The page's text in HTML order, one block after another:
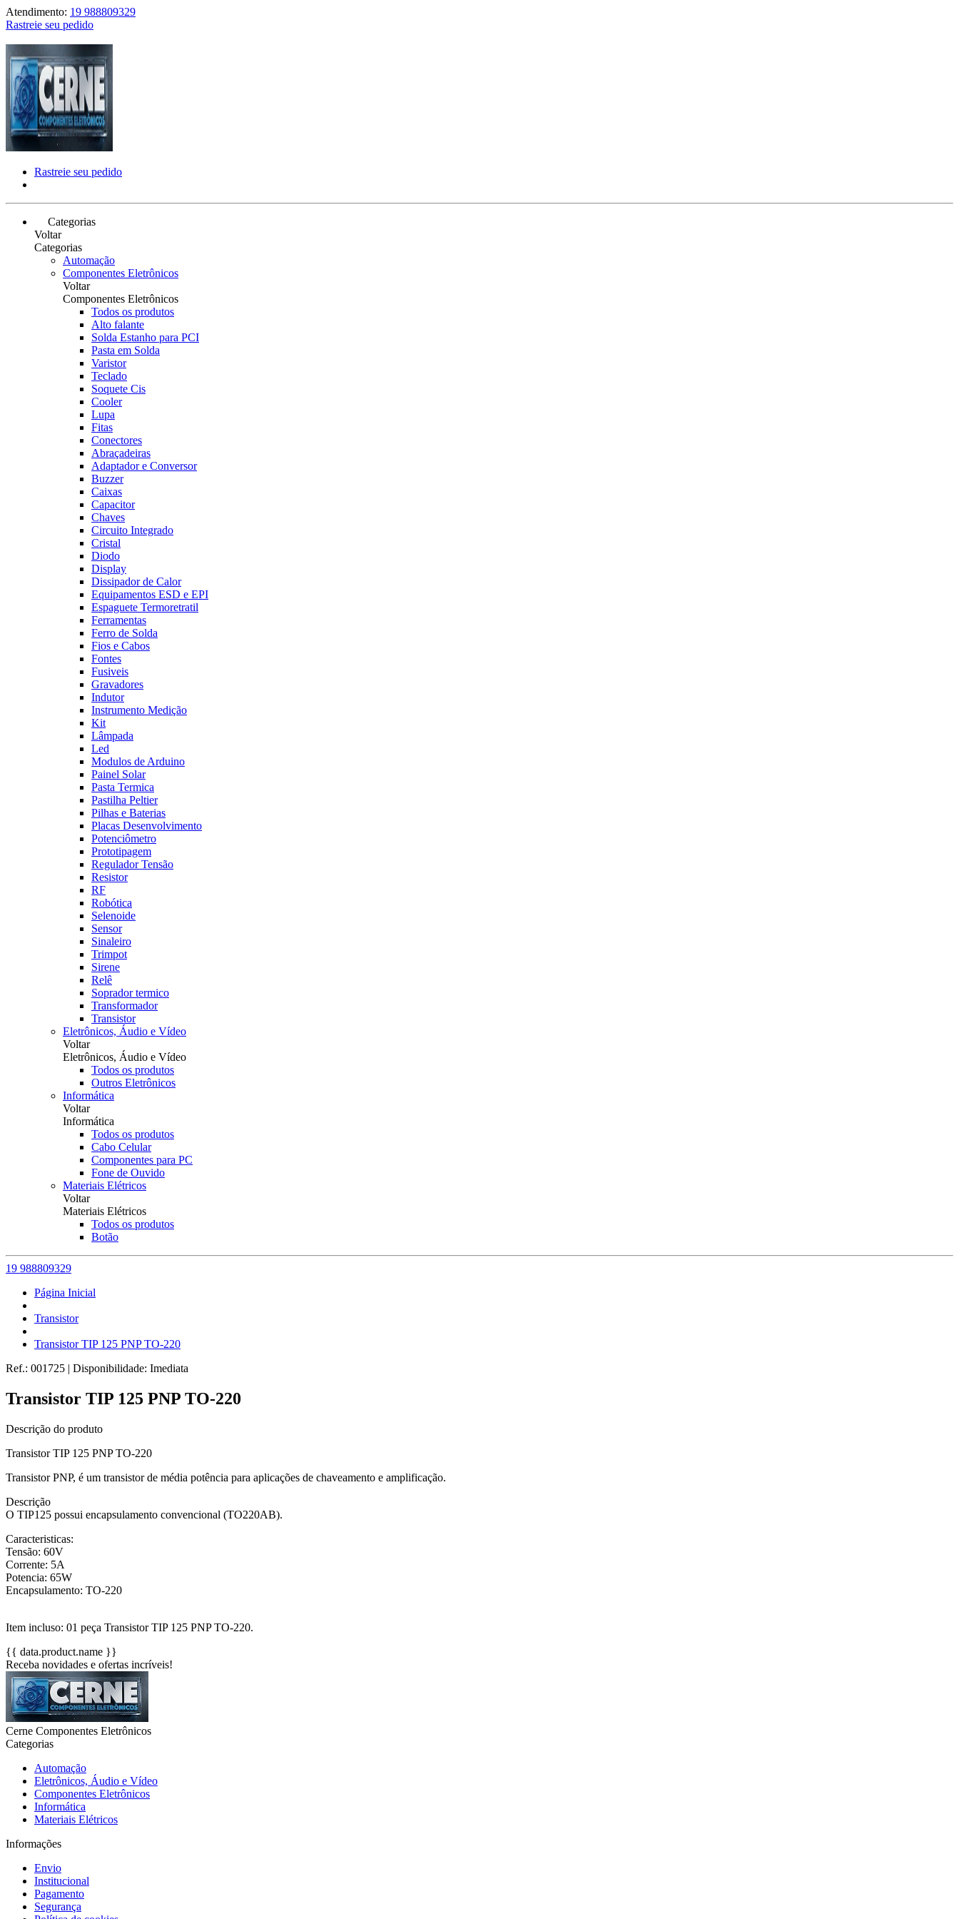
Atendimento: 19 988809329
Rastreie seu pedido
Rastreie seu pedido
Categorias
Voltar
Categorias
Automação
Componentes Eletrônicos
Voltar
Componentes Eletrônicos
Todos os produtos
Alto falante
Solda Estanho para PCI
Pasta em Solda
Varistor
Teclado
Soquete Cis
Cooler
Lupa
Fitas
Conectores
Abraçadeiras
Adaptador e Conversor
Buzzer
Caixas
Capacitor
Chaves
Circuito Integrado
Cristal
Diodo
Display
Dissipador de Calor
Equipamentos ESD e EPI
Espaguete Termoretratil
Ferramentas
Ferro de Solda
Fios e Cabos
Fontes
Fusiveis
Gravadores
Indutor
Instrumento Medição
Kit
Lâmpada
Led
Modulos de Arduino
Painel Solar
Pasta Termica
Pastilha Peltier
Pilhas e Baterias
Placas Desenvolvimento
Potenciômetro
Prototipagem
Regulador Tensão
Resistor
RF
Robótica
Selenoide
Sensor
Sinaleiro
Trimpot
Sirene
Relê
Soprador termico
Transformador
Transistor
Eletrônicos, Áudio e Vídeo
Voltar
Eletrônicos, Áudio e Vídeo
Todos os produtos
Outros Eletrônicos
Informática
Voltar
Informática
Todos os produtos
Cabo Celular
Componentes para PC
Fone de Ouvido
Materiais Elétricos
Voltar
Materiais Elétricos
Todos os produtos
Botão
19 988809329
Página Inicial
Transistor
Transistor TIP 125 PNP TO-220
Ref.: 001725 | Disponibilidade: Imediata
Transistor TIP 125 PNP TO-220
Descrição do produto
Transistor TIP 125 PNP TO-220
Transistor PNP, é um transistor de média potência para aplicações de chaveamento e amplificação.
Descrição
O TIP125 possui encapsulamento convencional (TO220AB).
Caracteristicas:
Tensão: 60V
Corrente: 5A
Potencia: 65W
Encapsulamento: TO-220
Item incluso: 01 peça Transistor TIP 125 PNP TO-220.
{{ data.product.name }}
Receba novidades e ofertas incríveis!
Cerne Componentes Eletrônicos
Categorias
Automação
Eletrônicos, Áudio e Vídeo
Componentes Eletrônicos
Informática
Materiais Elétricos
Informações
Envio
Institucional
Pagamento
Segurança